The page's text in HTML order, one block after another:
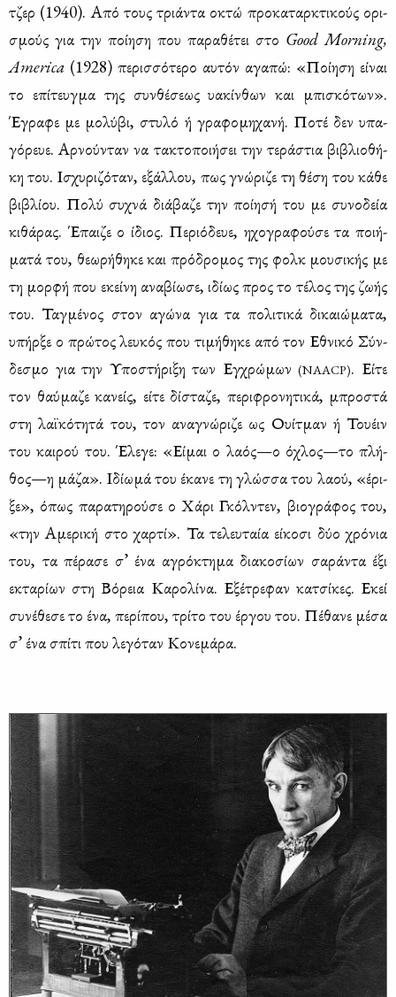
τζερ (1940). Από τους τριά­ντα οκτώ προ­κα­ταρ­κτι­κούς ορι­
σμούς για την ποί­η­ση που πα­ρα­θέ­τει στο Good Morning,
America (1928) πε­ρισ­σό­τε­ρο αυ­τόν αγα­πώ: «Ποί­η­ση εί­ναι
το επί­τευγ­μα της συν­θέ­σε­ως υα­κίν­θων και μπι­σκό­των».
Έγρα­φε με μο­λύ­βι, στυ­λό ή γρα­φο­μη­χα­νή. Πο­τέ δεν υπα­
γό­ρευε. Αρ­νού­νταν να τα­κτο­ποι­ή­σει την τε­ρά­στια βι­βλιο­θή­
κη του. Ισχυ­ρι­ζό­ταν, εξάλ­λου, πως γνώ­ρι­ζε τη θέ­ση του κά­θε
βι­βλί­ου. Πο­λύ συ­χνά διά­βα­ζε την ποί­η­σή του με συ­νο­δεία
κι­θά­ρας. Έπαι­ζε ο ίδιος. Πε­ριό­δευε, ηχο­γρα­φού­σε τα ποι­ή­
μα­τά του, θε­ω­ρή­θη­κε και πρό­δρο­μος της φολκ μου­σι­κής με
τη μορ­φή που εκεί­νη ανα­βί­ω­σε, ιδί­ως προς το τέ­λος της ζω­ής
του. Ταγ­μέ­νος στον αγώ­να για τα πο­λι­τι­κά δι­καιώ­μα­τα,
υπήρ­ξε ο πρώ­τος λευ­κός που τι­μή­θη­κε από τον Εθνι­κό Σύν­
δε­σμο για την Υπο­στή­ρι­ξη των Εγ­χρώ­μων(NAACP). Εί­τε
τον θαύ­μα­ζε κα­νείς, εί­τε δί­στα­ζε, πε­ρι­φρο­νη­τι­κά, μπρο­στά
στη λαϊ­κό­τη­τά του, τον ανα­γνώ­ρι­ζε ως Ουί­τμαν ή Του­έιν
του και­ρού του. Έλε­γε: «Εί­μαι ο λα­ός—ο όχλος—το πλή­
θος—η μά­ζα». Ιδί­ω­μά του έκα­νε τη γλώσ­σα του λα­ού, «έρι­
ξε», όπως πα­ρα­τη­ρού­σε ο Χά­ρι Γκόλ­ντεν, βιο­γρά­φος του,
«την Αμε­ρι­κή στο χαρ­τί». Τα τε­λευ­ταία εί­κο­σι δύο χρό­νια
του, τα πέ­ρα­σε σ’ ένα αγρό­κτη­μα δια­κο­σί­ων σα­ρά­ντα έξι
εκτα­ρί­ων στη Βό­ρεια Κα­ρο­λί­να. Εξέ­τρε­φαν κα­τσί­κες. Εκεί
συ­νέ­θε­σε το ένα, πε­ρί­που, τρί­το του έρ­γου του. Πέ­θα­νε μέ­σα
σ’ ένα σπί­τι που λε­γό­ταν Κο­νε­μά­ρα.